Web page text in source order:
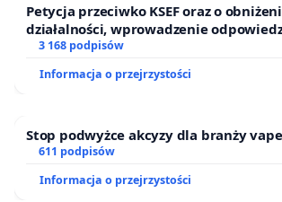
Petycja przeciwko KSEF oraz o
działalności, wprowadzenie
finansowej kluczowych urzędników i
3 168 podpisów
Informacja o przejrzystości
Stop podwyżce akcyzy dla branży vape
611 podpisów
Informacja o przejrzystości